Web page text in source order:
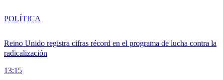
Reino Unido registra cifras récord en el programa de lucha contra la
radicalización
13:15
POLÍTICA